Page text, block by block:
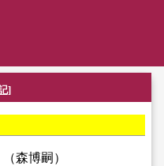
]
森博嗣）